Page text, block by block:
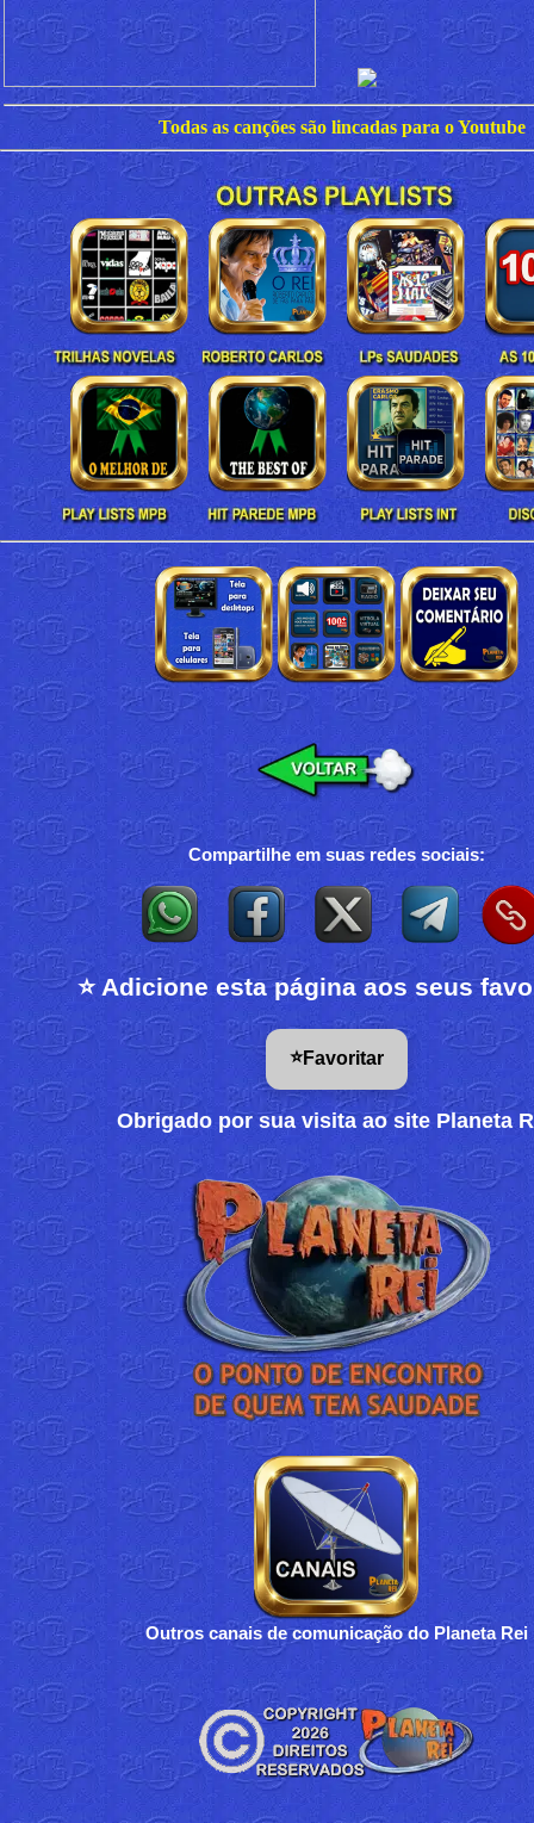
Todas as canções são lincadas para o Youtube
Compartilhe em suas redes sociais:
⭐ Adicione esta página aos seus
⭐Favoritar
Obrigado por sua visita ao site Planeta
Outros canais de comunicação do Planeta Rei